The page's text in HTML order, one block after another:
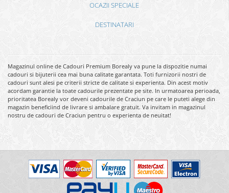
OCAZII SPECIALE
DESTINATARI
Magazinul online de Cadouri Premium Borealy va pune la dispozitie numai
cadouri si bijuterii cea mai buna calitate garantata. Toti furnizorii nostri de
cadouri sunt alesi pe criterii stricte de calitate si experienta. Din acest motiv
acordam garantie la toate cadourile prezentate pe site. In urmatoarea perioada,
prioritatea Borealy vor deveni cadourile de Craciun pe care le puteti alege din
magazin beneficiind de livrare si ambalare gratuit. Va invitam in magazinul
nostru de cadouri de Craciun pentru o experienta de neuitat!